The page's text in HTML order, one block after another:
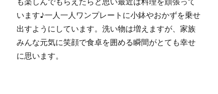
います♪一人一人ワンプレートに小鉢やおかずを乗せ
出すようにしています。洗い物は増えますが、家族
みんな元気に笑顔で食卓を囲める瞬間がとても幸せ
に思います。